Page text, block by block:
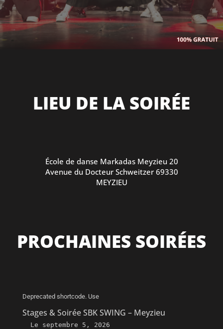
LIEU DE LA SOIRÉE
École de danse Markadas Meyzieu 20
Avenue du Docteur Schweitzer 69330
MEYZIEU
PROCHAINES SOIRÉES
Deprecated shortcode. Use
Stages & Soirée SBK SWING – Meyzieu
Le septembre 5, 2026